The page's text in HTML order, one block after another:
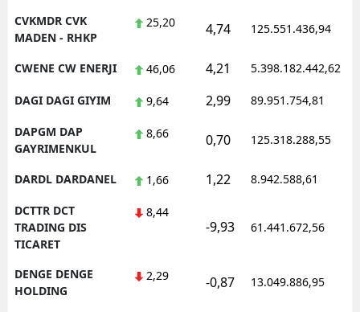
CVKMDR CVK
MADEN - RHKP
25,20 4,74 125.551.436,94
CWENE CW ENERJI 46,06 4,21 5.398.182.442,62
DAGI DAGI GIYIM 9,64 2,99 89.951.754,81
DAPGM DAP
GAYRIMENKUL
8,66 0,70 125.318.288,55
DARDL DARDANEL 1,66 1,22 8.942.588,61
DCTTR DCT
TRADING DIS
TICARET
8,44
-9,93 61.441.672,56
DENGE DENGE
HOLDING
2,29 -0,87 13.049.886,95